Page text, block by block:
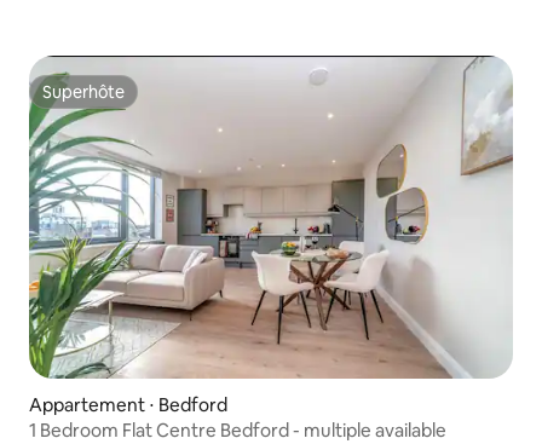
Superhôte
Superhôte
Appartement ⋅ Bedford
1 Bedroom Flat Centre Bedford - multiple available